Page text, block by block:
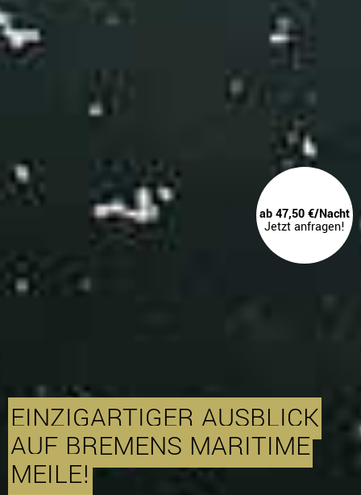
EINZIGARTIGER AUSBLICK
AUF BREMENS MARITIME
MEILE!
ab 47,50 €/Nacht
Jetzt anfragen!